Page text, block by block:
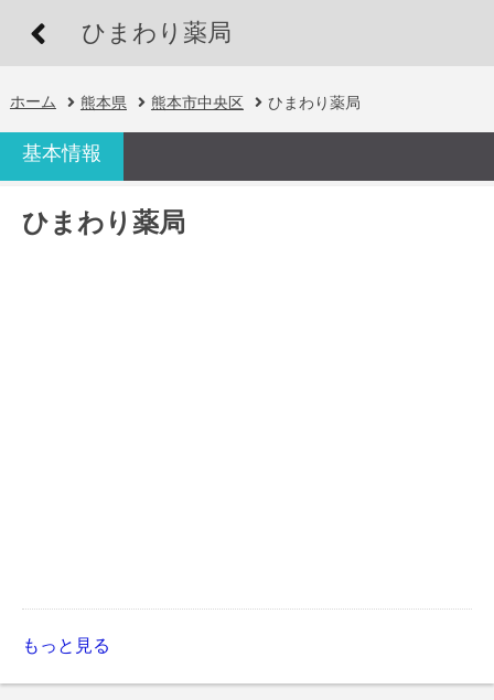
ひまわり薬局
ホーム 熊本県 熊本市中央区 ひまわり薬局
基本情報
ひまわり薬局
もっと見る